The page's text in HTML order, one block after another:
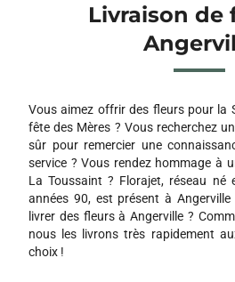
Livraison de
Vous aimez offrir des fleurs pour la
fête des Mères ? Vous recherchez
sûr pour remercier une
service ? Vous rendez hommage à
La Toussaint ? Florajet, réseau né
années 90, est présent à
livrer des fleurs à Angerville ?
nous les livrons très rapidement
choix !